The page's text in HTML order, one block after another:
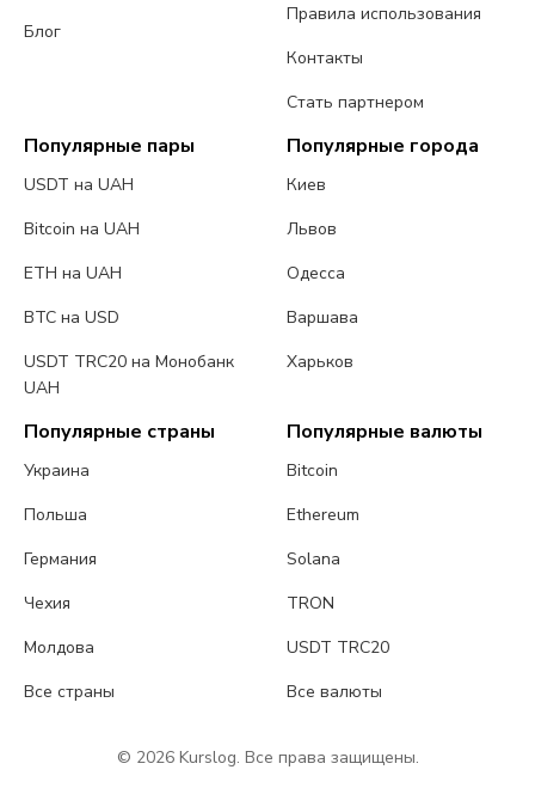
Блог
Правила использования
Контакты
Стать партнером
Популярные пары
USDT на UAH
Bitcoin на UAH
ETH на UAH
BTC на USD
USDT TRC20 на Монобанк
UAH
Популярные города
Киев
Львов
Одесса
Варшава
Харьков
Популярные страны
Украина
Польша
Германия
Чехия
Молдова
Все страны
Популярные валюты
Bitcoin
Ethereum
Solana
TRON
USDT TRC20
Все валюты
© 2026 Kurslog. Все права защищены.